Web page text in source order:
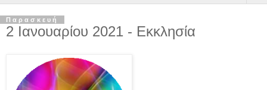
Παρασκευή
2 Ιανουαρίου 2021 - Εκκλησία